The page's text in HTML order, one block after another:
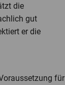
die
gut
er die
für